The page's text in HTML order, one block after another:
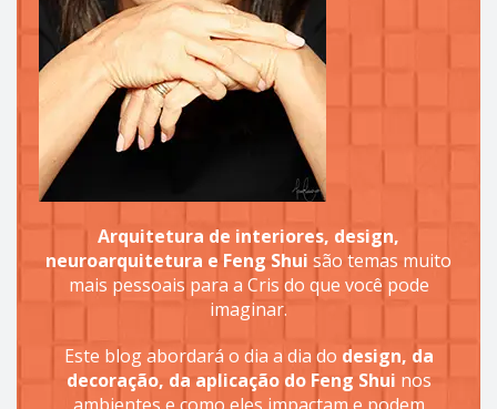
Arquitetura de interiores, design,
neuroarquitetura e Feng Shui são temas muito
mais pessoais para a Cris do que você pode
imaginar.
Este blog abordará o dia a dia do design, da
decoração, da aplicação do Feng Shui nos